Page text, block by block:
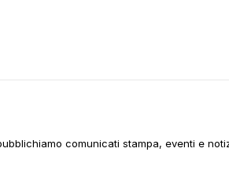
comunicati stampa, eventi e